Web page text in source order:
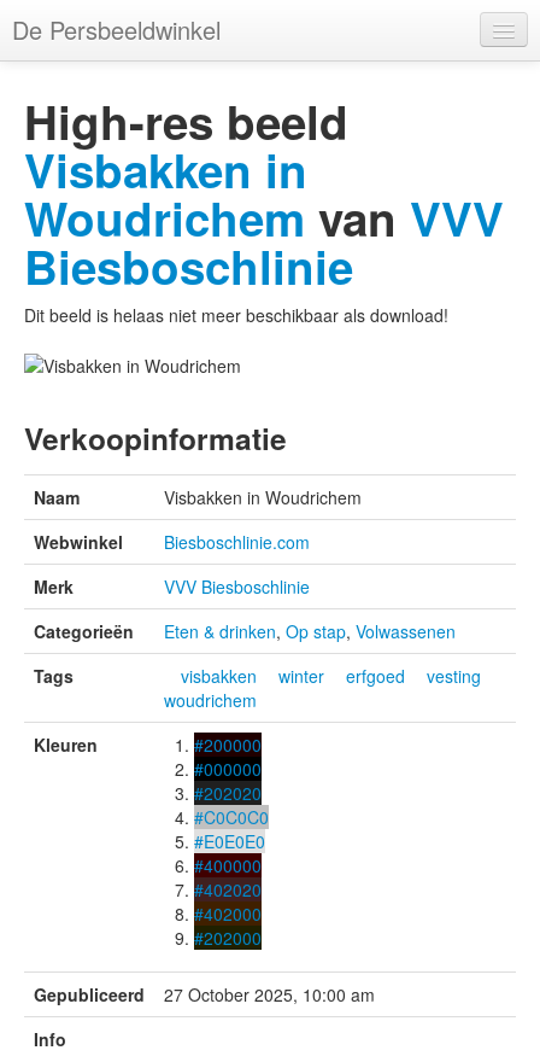
De Persbeeldwinkel
Webwinkels
Categorieën
Tags
Kleuren
Gebruikers
Account
High-res beeld
Visbakken in
Woudrichem van VVV
Biesboschlinie
Dit beeld is helaas niet meer beschikbaar als download!
Verkoopinformatie
Naam
Visbakken in Woudrichem
Webwinkel
Biesboschlinie.com
Merk
VVV Biesboschlinie
Categorieën
Eten & drinken, Op stap, Volwassenen
Tags
visbakken winter erfgoed
vesting
woudrichem
Kleuren
#200000
#000000
#202020
#C0C0C0
#E0E0E0
#400000
#402020
#402000
#202000
Gepubliceerd
27 October 2025, 10:00 am
Info